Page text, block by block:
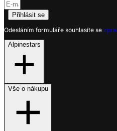
Přihlásit se
Odesláním formuláře souhlasíte se
Alpinestars
Vše o nákupu